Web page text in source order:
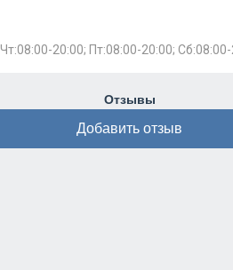
20:00; Пт:08:00-20:00;
Отзывы
Добавить отзыв